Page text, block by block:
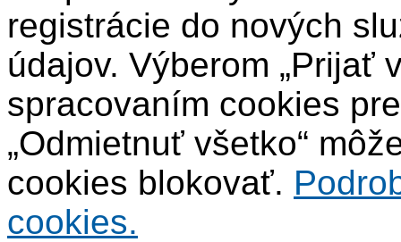
registrácie do nových
údajov. Výberom „Prijať
spracovaním cookies
„Odmietnuť všetko“
cookies blokovať.
cookies.